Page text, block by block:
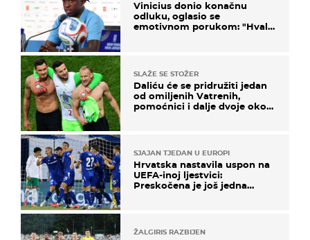
Vinicius donio konačnu
odluku, oglasio se
emotivnom porukom: "Hvala
SLAŽE SE STOŽER
Daliću će se pridružiti jedan
od omiljenih Vatrenih,
pomoćnici i dalje dvoje oko
SJAJAN TJEDAN U EUROPI
Hrvatska nastavila uspon na
UEFA-inoj ljestvici:
Preskočena je još jedna
ŽALGIRIS RAZBIJEN